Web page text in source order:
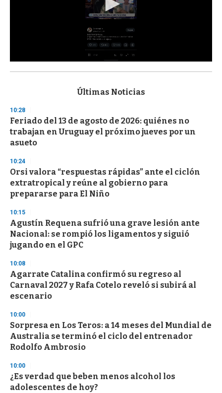
s
d
s
o
f
3
s
e
c
o
n
d
Últimas Noticias
10:28
Feriado del 13 de agosto de 2026: quiénes no
trabajan en Uruguay el próximo jueves por un
asueto
10:24
Orsi valora “respuestas rápidas” ante el ciclón
extratropical y reúne al gobierno para
prepararse para El Niño
10:15
Agustín Requena sufrió una grave lesión ante
Nacional: se rompió los ligamentos y siguió
jugando en el GPC
10:08
Agarrate Catalina confirmó su regreso al
Carnaval 2027 y Rafa Cotelo reveló si subirá al
escenario
10:00
Sorpresa en Los Teros: a 14 meses del Mundial de
Australia se terminó el ciclo del entrenador
Rodolfo Ambrosio
10:00
¿Es verdad que beben menos alcohol los
adolescentes de hoy?